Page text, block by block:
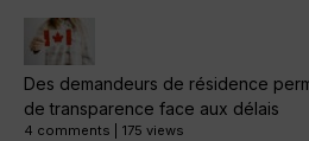
Des demandeurs de résidence
de transparence face aux délais
4 comments 175 views